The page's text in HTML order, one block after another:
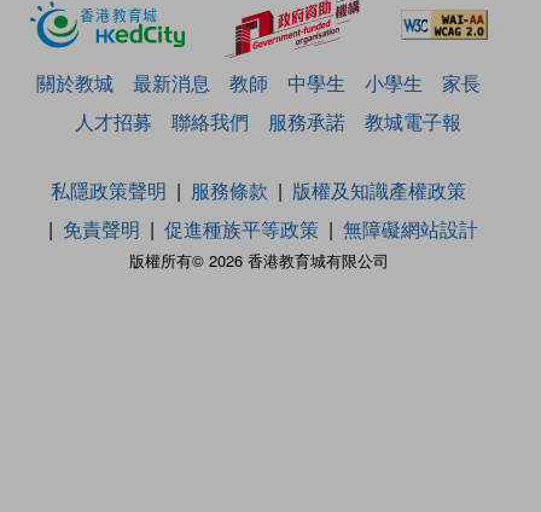
關於教城 最新消息 教師 中學生 小學生
家長
人才招募
聯絡我們 服務承諾 教城電子報
版權所有© 2026 香港教育城有限公司
私隱政策聲明 服務條款
版權及知識產權政策
免責聲明
促進種族平等政策 無障礙網站設計